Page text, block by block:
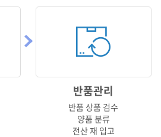
반품관리
반품 상품 검수
양품 분류
전산 재 입고